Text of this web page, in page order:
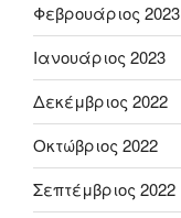
Φεβρουάριος 2023
Ιανουάριος 2023
Δεκέμβριος 2022
Οκτώβριος 2022
Σεπτέμβριος 2022